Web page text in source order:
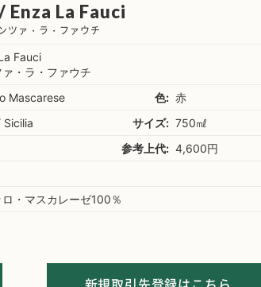
La Fauci
ツァ・ラ・ファウチ
Fauci
ァ・ラ・ファウチ
Mascarese 色: 赤
Sicilia サイズ: 750㎖
参考上代: 4,600円
ロ・マスカレーゼ100％